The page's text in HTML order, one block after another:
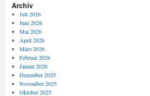
Archiv
Juli 2026
Juni 2026
Mai 2026
April 2026
März 2026
Februar 2026
Januar 2026
Dezember 2025
November 2025
Oktober 2025